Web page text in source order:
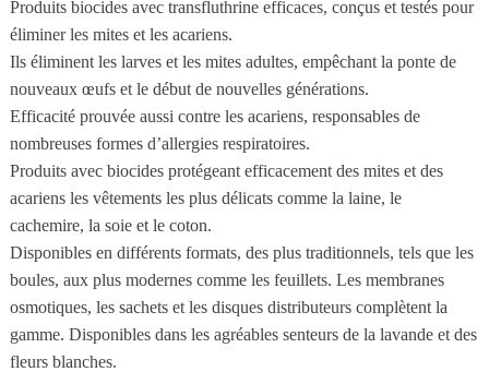
Produits biocides avec transfluthrine efficaces, conçus et testés pour
éliminer les mites et les acariens.
Ils éliminent les larves et les mites adultes, empêchant la ponte de
nouveaux œufs et le début de nouvelles générations.
Efficacité prouvée aussi contre les acariens, responsables de
nombreuses formes d’allergies respiratoires.
Produits avec biocides protégeant efficacement des mites et des
acariens les vêtements les plus délicats comme la laine, le
cachemire, la soie et le coton.
Disponibles en différents formats, des plus traditionnels, tels que les
boules, aux plus modernes comme les feuillets. Les membranes
osmotiques, les sachets et les disques distributeurs complètent la
gamme. Disponibles dans les agréables senteurs de la lavande et des
fleurs blanches.